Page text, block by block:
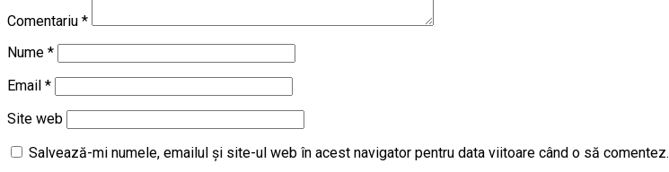
Comentariu *
Nume *
Email *
Site web
Salvează-mi numele, emailul și site-ul web în acest navigator pentru data viitoare când o să comentez.